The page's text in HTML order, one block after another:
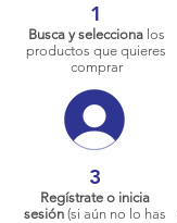
1
Busca y seleccionalos
productos que quieres
comprar
3
Regístrate o inicia
sesión (si aún no lo has